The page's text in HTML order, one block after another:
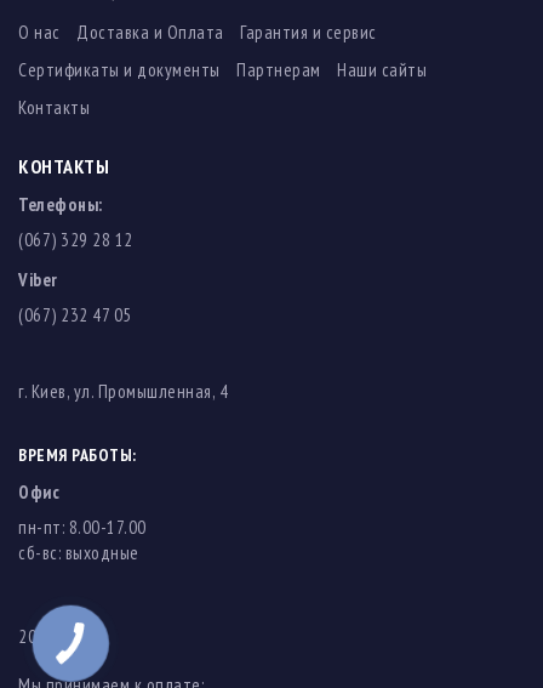
О нас Доставка и Оплата
Гарантия и сервис
Сертификаты и документы
Партнерам
Наши сайты
Контакты
КОНТАКТЫ
Телефоны:
(067) 329 28 12
Viber
(067) 232 47 05
г. Киев, ул. Промышленная, 4
ВРЕМЯ РАБОТЫ:
Офис
пн-пт: 8.00-17.00
cб-вс: выходные
2003-2026